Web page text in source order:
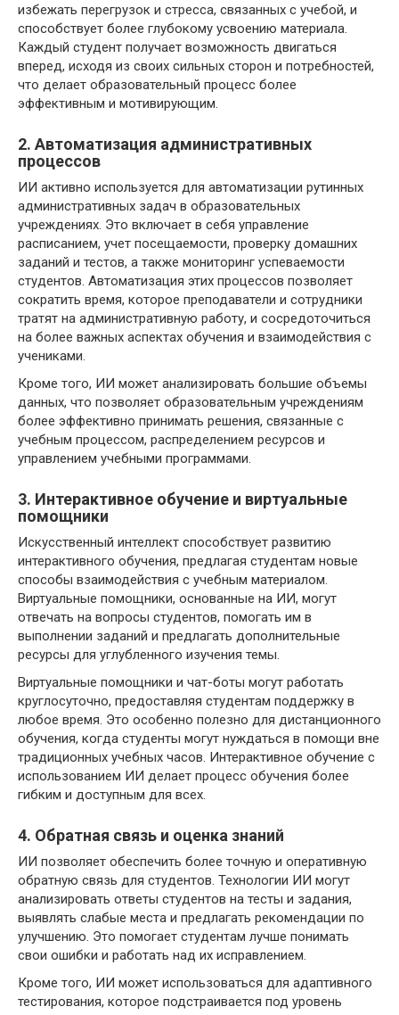
избежать перегрузок и стресса, связанных с учебой, и
способствует более глубокому усвоению материала.
Каждый студент получает возможность двигаться
вперед, исходя из своих сильных сторон и потребностей,
что делает образовательный процесс более
эффективным и мотивирующим.
2. Автоматизация административных
процессов
ИИ активно используется для автоматизации рутинных
административных задач в образовательных
учреждениях. Это включает в себя управление
расписанием, учет посещаемости, проверку домашних
заданий и тестов, а также мониторинг успеваемости
студентов. Автоматизация этих процессов позволяет
сократить время, которое преподаватели и сотрудники
тратят на административную работу, и сосредоточиться
на более важных аспектах обучения и взаимодействия с
учениками.
Кроме того, ИИ может анализировать большие объемы
данных, что позволяет образовательным учреждениям
более эффективно принимать решения, связанные с
учебным процессом, распределением ресурсов и
управлением учебными программами.
3. Интерактивное обучение и виртуальные
помощники
Искусственный интеллект способствует развитию
интерактивного обучения, предлагая студентам новые
способы взаимодействия с учебным материалом.
Виртуальные помощники, основанные на ИИ, могут
отвечать на вопросы студентов, помогать им в
выполнении заданий и предлагать дополнительные
ресурсы для углубленного изучения темы.
Виртуальные помощники и чат-боты могут работать
круглосуточно, предоставляя студентам поддержку в
любое время. Это особенно полезно для дистанционного
обучения, когда студенты могут нуждаться в помощи вне
традиционных учебных часов. Интерактивное обучение с
использованием ИИ делает процесс обучения более
гибким и доступным для всех.
4. Обратная связь и оценка знаний
ИИ позволяет обеспечить более точную и оперативную
обратную связь для студентов. Технологии ИИ могут
анализировать ответы студентов на тесты и задания,
выявлять слабые места и предлагать рекомендации по
улучшению. Это помогает студентам лучше понимать
свои ошибки и работать над их исправлением.
Кроме того, ИИ может использоваться для адаптивного
тестирования, которое подстраивается под уровень